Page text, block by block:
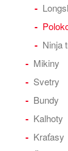
Ninja
Mikiny
Svetry
Bundy
Kalhoty
Kraťasy